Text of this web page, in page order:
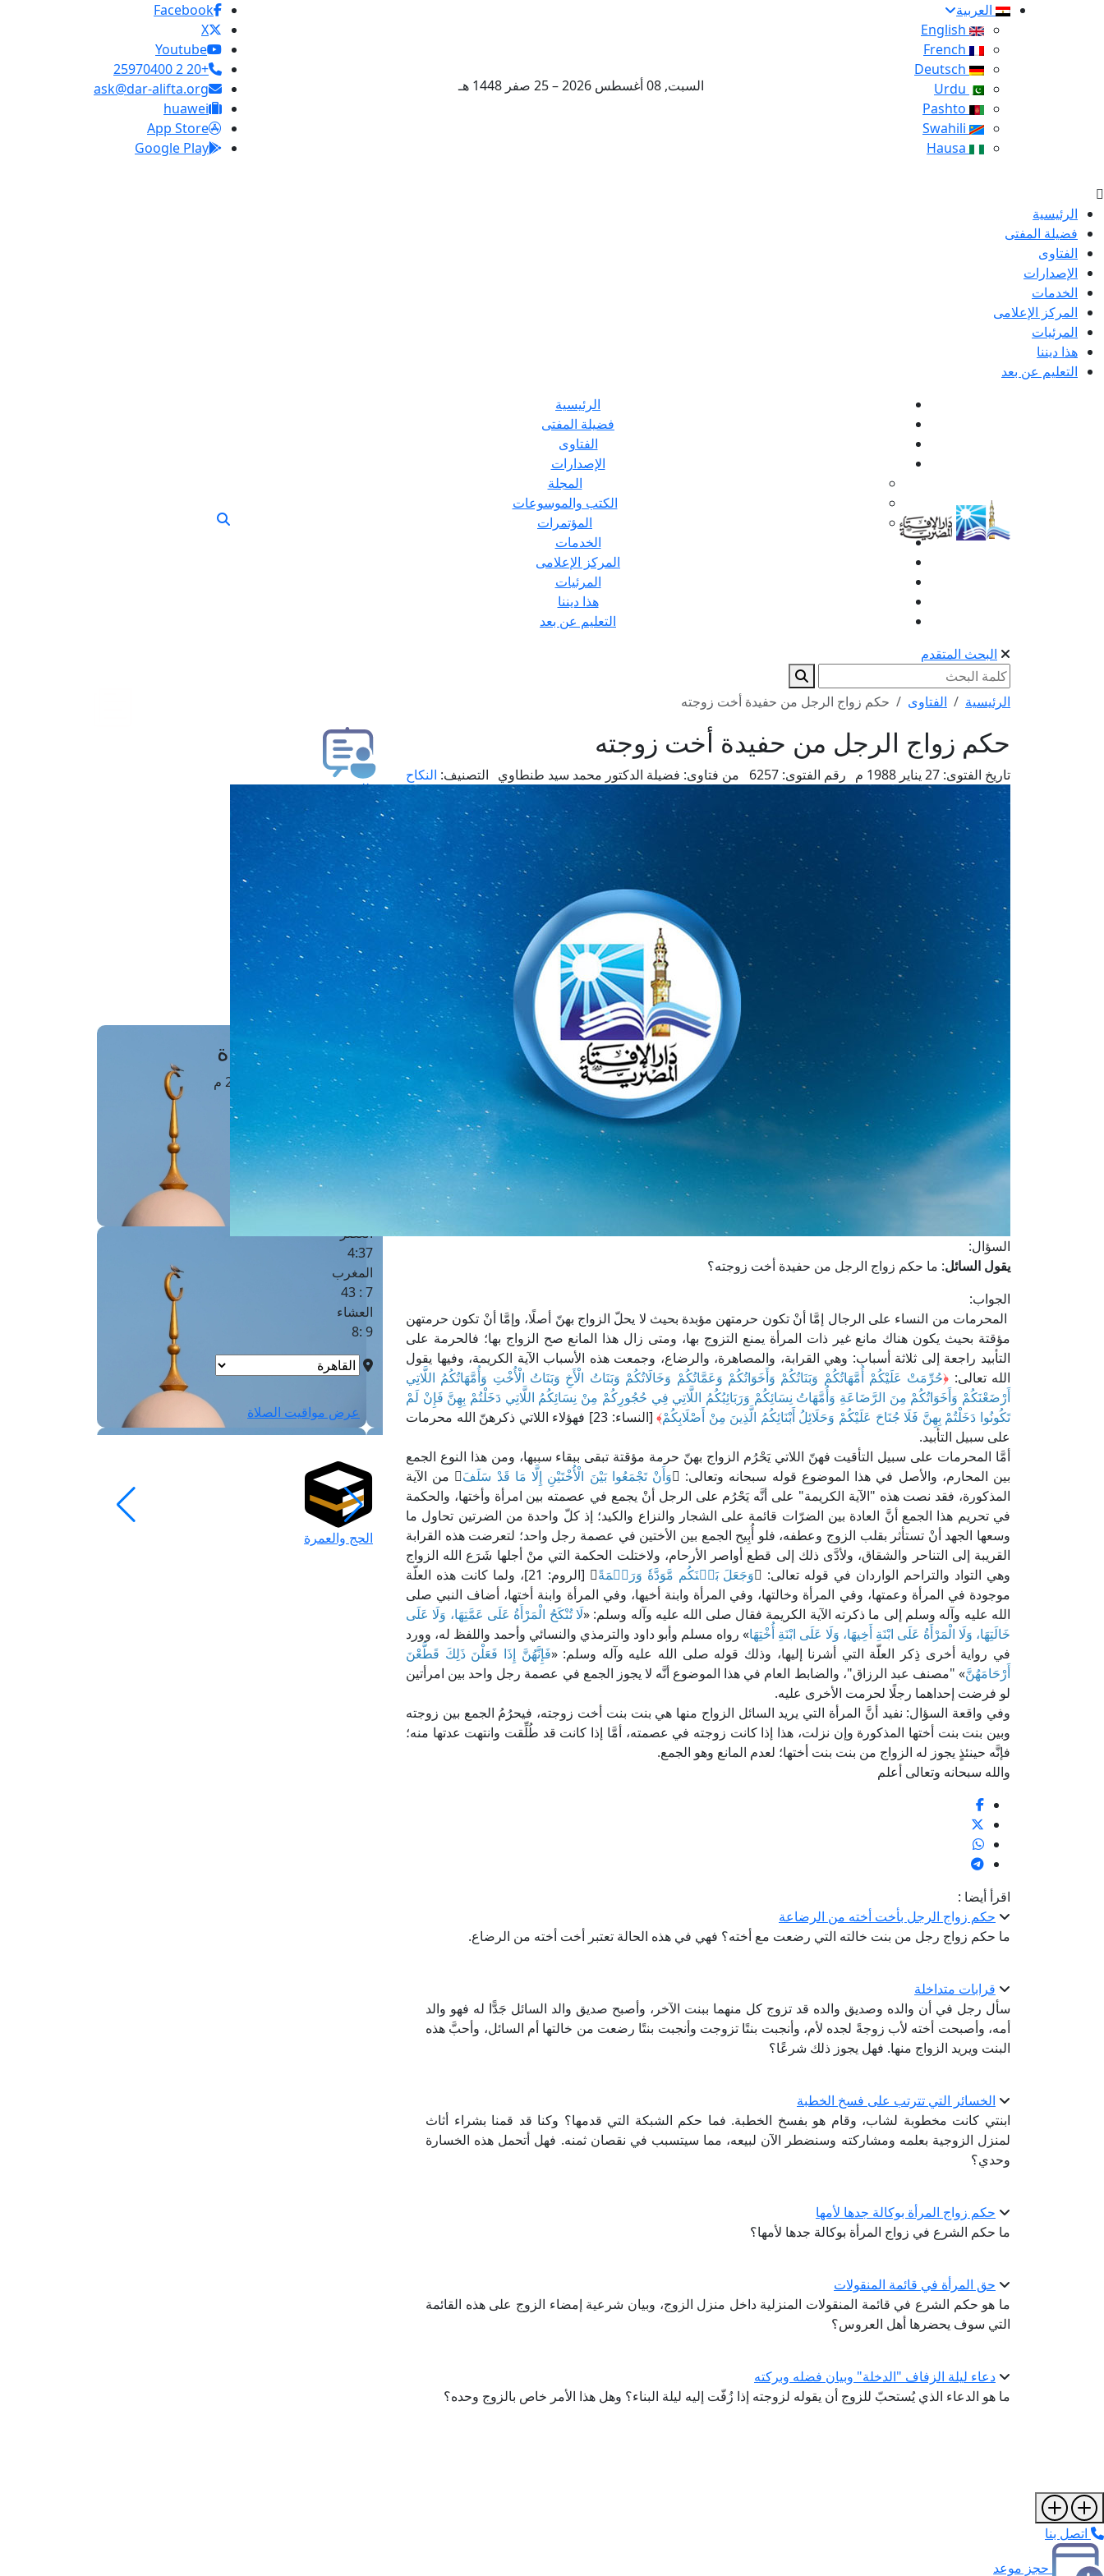
العربية
السبت, 08 أغسطس 2026 – 25 صفر 1448 هـ
Facebook
X
Youtube
+20 2 25970400
ask@dar-alifta.org
huawei
App Store
Google Play
الرئيسية
فضيلة المفتى
الفتاوى
الإصدارات
الخدمات
المركز الإعلامى
المرئيات
هذا ديننا
التعليم عن بعد
الرئيسية
فضيلة المفتى
الفتاوى
الإصدارات
المجلة
الكتب والموسوعات
المؤتمرات
الخدمات
المركز الإعلامى
المرئيات
هذا ديننا
التعليم عن بعد
البحث المتقدم
الرئيسية الفتاوى حكم زواج الرجل من حفيدة أخت زوجته
حكم زواج الرجل من حفيدة أخت زوجته
تاريخ الفتوى: رقم الفتوى: 6257 من فتاوى: فضيلة الدكتور محمد سيد طنطاوي التصنيف: النكاح
السؤال:
يقول السائل: ما حكم زواج الرجل من حفيدة أخت زوجته؟
الجواب:
المحرمات من النساء على الرجال إمَّا أنْ تكون حرمتهن مؤبدة بحيث لا يحلّ الزواج بهنّ أصلًا، وإمَّا أنْ تكون حرمتهن
مؤقتة بحيث يكون هناك مانع غير ذات المرأة يمنع التزوج بها، ومتى زال هذا المانع صح الزواج بها؛ فالحرمة على
التأبيد راجعة إلى ثلاثة أسباب: وهي القرابة، والمصاهرة، والرضاع، وجمعت هذه الأسباب الآية الكريمة، وفيها يقول
الله تعالى: ﴿حُرِّمَتْ عَلَيْكُمْ أُمَّهَاتُكُمْ وَبَنَاتُكُمْ وَأَخَوَاتُكُمْ وَعَمَّاتُكُمْ وَخَالَاتُكُمْ وَبَنَاتُ الْأَخِ وَبَنَاتُ الْأُخْتِ وَأُمَّهَاتُكُمُ اللَّاتِي
أَرْضَعْنَكُمْ وَأَخَوَاتُكُمْ مِنَ الرَّضَاعَةِ وَأُمَّهَاتُ نِسَائِكُمْ وَرَبَائِبُكُمُ اللَّاتِي فِي حُجُورِكُمْ مِنْ نِسَائِكُمُ اللَّاتِي دَخَلْتُمْ بِهِنَّ فَإِنْ لَمْ
تَكُونُوا دَخَلْتُمْ بِهِنَّ فَلَا جُنَاحَ عَلَيْكُمْ وَحَلَائِلُ أَبْنَائِكُمُ الَّذِينَ مِنْ أَصْلَابِكُمْ﴾
[النساء: 23] فهؤلاء اللاتي ذكرهنّ الله محرمات
على سبيل التأبيد.
أمَّا المحرمات على سبيل التأقيت فهنّ اللاتي يَحْرُم الزواج بهنّ حرمة مؤقتة تبقى ببقاء سببها، ومن هذا النوع الجمع
بين المحارم، والأصل في هذا الموضوع قوله سبحانه وتعالى: ﴿وَأَنْ تَجْمَعُوا بَيْنَ الْأُخْتَيْنِ إِلَّا مَا قَدْ سَلَفَ﴾ من الآية
المذكورة، فقد نصت هذه "الآية الكريمة" على أنَّه يَحْرُم على الرجل أنْ يجمع في عصمته بين امرأة وأختها، والحكمة
في تحريم هذا الجمع أنَّ العادة بين الضرّات قائمة على الشجار والنزاع والكيد؛ إذ كلّ واحدة من الضرتين تحاول ما
وسعها الجهد أنْ تستأثر بقلب الزوج وعطفه، فلو أُبِيح الجمع بين الأختين في عصمة رجل واحد؛ لتعرضت هذه القرابة
القريبة إلى التناحر والشقاق، ولأدَّى ذلك إلى قطع أواصر الأرحام، ولاختلت الحكمة التي منْ أجلها شَرَع الله الزواج
وهي التواد والتراحم الواردان في قوله تعالى: ﴿وَجَعَلَ بَيۡنَكُم مَّوَدَّةٗ وَرَحۡمَةً
﴾ [الروم: 21]، ولما كانت هذه العلّة
موجودة في المرأة وعمتها، وفي المرأة وخالتها، وفي المرأة وابنة أخيها، وفي المرأة وابنة أختها، أضاف النبي صلى
الله عليه وآله وسلم إلى ما ذكرته الآية الكريمة فقال صلى الله عليه وآله وسلم: «لَا تُنْكَحُ الْمَرْأَةُ عَلَى عَمَّتِهَا، وَلَا عَلَى
خَالَتِهَا، وَلَا الْمَرْأَةُ عَلَى ابْنَةِ أَخِيهَا، وَلَا عَلَى ابْنَةِ أُخْتِهَا» رواه مسلم وأبو داود والترمذي والنسائي وأحمد واللفظ له، وورد
في رواية أخرى ذِكر العلّة التي أشرنا إليها، وذلك قوله صلى الله عليه وآله وسلم: «فَإِنَّهُنَّ إِذَا فَعَلْنَ ذَلِكَ قَطَّعْنَ
أَرْحَامَهُنَّ» "مصنف عبد الرزاق"، والضابط العام في هذا الموضوع أنَّه لا يجوز الجمع في عصمة رجل واحد بين امرأتين
لو فرضت إحداهما رجلًا لحرمت الأخرى عليه.
وفي واقعة السؤال: نفيد أنَّ المرأة التي يريد السائل الزواج منها هي بنت بنت أخت زوجته، فيحرُمُ الجمع بين زوجته
وبين بنت بنت أختها المذكورة وإن نزلت، هذا إذا كانت زوجته في عصمته، أمَّا إذا كانت قد طُلِّقت وانتهت عدتها منه؛
فإنَّه حينئذٍ يجوز له الزواج من بنت بنت أختها؛ لعدم المانع وهو الجمع.
والله سبحانه وتعالى أعلم
اقرأ أيضا :
حكم زواج الرجل بأخت أخته من الرضاعة
ما حكم زواج رجل من بنت خالته التي رضعت مع أخته؟ فهي في هذه الحالة تعتبر أخت أخته من الرضاع.
قرابات متداخلة
سأل رجل في أن والده وصديق والده قد تزوج كل منهما ببنت الآخر، وأصبح صديق والد السائل جَدًّا له فهو والد
أمه، وأصبحت أخته لأب زوجةً لجده لأم، وأنجبت بنتًا تزوجت وأنجبت بنتًا رضعت من خالتها أم السائل، وأحبَّ هذه
البنت ويريد الزواج منها. فهل يجوز ذلك شرعًا؟
الخسائر التي تترتب على فسخ الخطبة
ابنتي كانت مخطوبة لشاب، وقام هو بفسخ الخطبة. فما حكم الشبكة التي قدمها؟ وكنا قد قمنا بشراء أثاث
لمنزل الزوجية بعلمه ومشاركته وسنضطر الآن لبيعه، مما سيتسبب في نقصان ثمنه. فهل أتحمل هذه الخسارة
وحدي؟
حكم زواج المرأة بوكالة جدها لأمها
ما حكم الشرع في زواج المرأة بوكالة جدها لأمها؟
حق المرأة في قائمة المنقولات
ما هو حكم الشرع في قائمة المنقولات المنزلية داخل منزل الزوج، وبيان شرعية إمضاء الزوج على هذه القائمة
التي سوف يحضرها أهل العروس؟
دعاء ليلة الزفاف "الدخلة" وبيان فضله وبركته
ما هو الدعاء الذي يُستحبّ للزوج أن يقوله لزوجته إذا زُفّت إليه ليلة البناء؟ وهل هذا الأمر خاص بالزوج وحده؟
طلب فتوى
استعلام عن فتوى
حجز موعد
الفتوى الهاتفية
مَواقِيتُ الصَّـــلاة
القاهرة · 08 أغسطس 2026 م
الفجر
4 :42
الشروق
العصر
4:37
المغرب
7 : 43
العشاء
9 :8
عرض مواقيت الصلاة
الحج والعمرة
اتصل بنا
حجز موعد